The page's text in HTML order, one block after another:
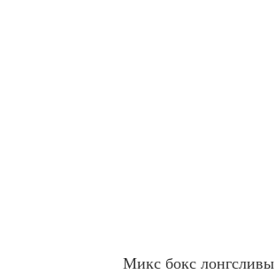
Микс бокс лонгсливы